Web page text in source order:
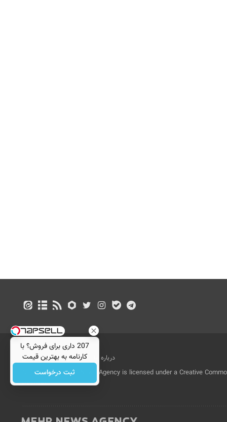
درباره ما تماس با ما
بازرگانی
All Content by Mehr News Agency is licensed under a Creative
License.
207 داری برای فروش؟ با
کارنامه به بهترین قیمت
بفروش!
ثبت درخواست